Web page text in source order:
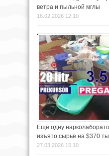
ветра и пыльной мглы
16.02.2026 12:10
Ещё одну
изъято сырьё на $370
27.03.2026 15:10